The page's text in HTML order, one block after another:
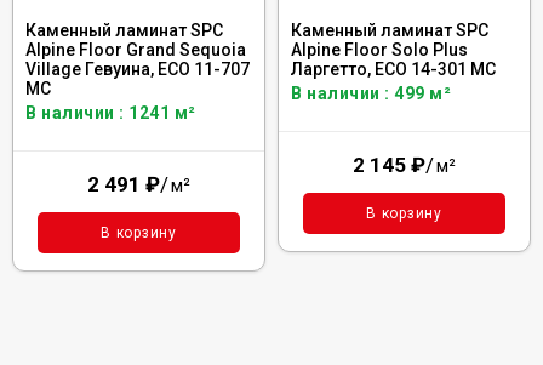
Каменный ламинат SPC
Alpine Floor Grand Sequoia
Village Гевуина, ECO 11-707
MC
В наличии : 1241 м²
2 491 ₽/м²
В корзину
Каменный ламинат SPC
Alpine Floor Solo Plus
Ларгетто, ЕСО 14-301 MC
В наличии : 499 м²
2 145 ₽/м²
В корзину